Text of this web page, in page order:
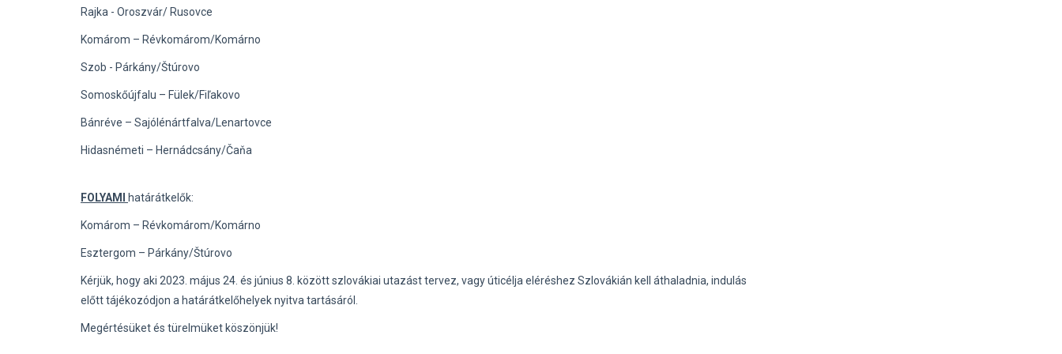
Rajka - Oroszvár/ Rusovce
Komárom – Révkomárom/Komárno
Szob - Párkány/Štúrovo
Somoskőújfalu – Fülek/Fiľakovo
Bánréve – Sajólénártfalva/Lenartovce
Hidasnémeti – Hernádcsány/Čaňa
FOLYAMI határátkelők:
Komárom – Révkomárom/Komárno
Esztergom – Párkány/Štúrovo
Kérjük, hogy aki 2023. május 24. és június 8. között szlovákiai utazást tervez, vagy úticélja eléréshez Szlovákián kell áthaladnia, indulás
előtt tájékozódjon a határátkelőhelyek nyitva tartásáról.
Megértésüket és türelmüket köszönjük!